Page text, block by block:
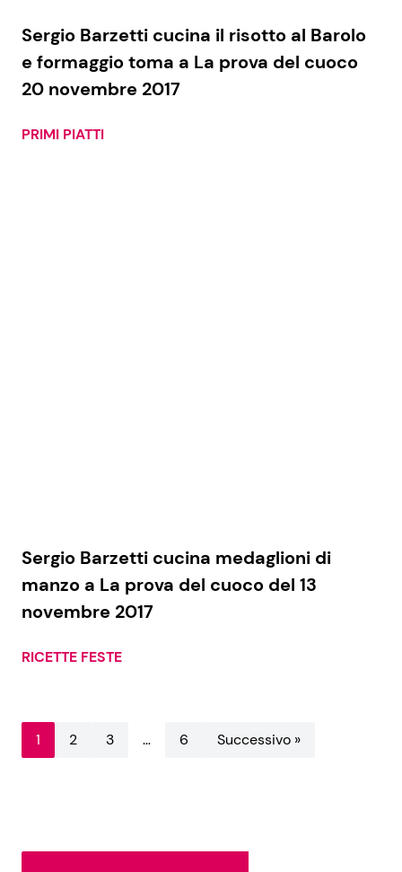
Sergio Barzetti cucina il risotto al Barolo
e formaggio toma a La prova del cuoco
20 novembre 2017
PRIMI PIATTI
Sergio Barzetti cucina medaglioni di
manzo a La prova del cuoco del 13
novembre 2017
RICETTE FESTE
1 2 3 … 6 Successivo »